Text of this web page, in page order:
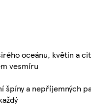
oceánu, květin a
vesmíru
špíny a nepříjemných